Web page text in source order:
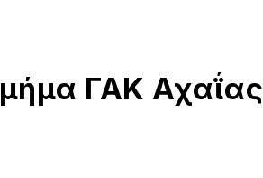
ΓΑΚ Αχαΐας